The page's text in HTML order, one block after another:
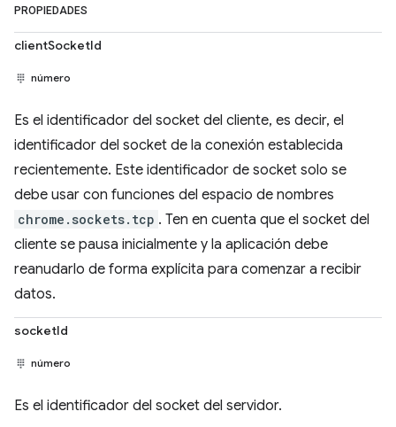
PROPIEDADES
clientSocketId
número
Es el identificador del socket del cliente, es decir, el
identificador del socket de la conexión establecida
recientemente. Este identificador de socket solo se
debe usar con funciones del espacio de nombres
chrome.sockets.tcp . Ten en cuenta que el socket del
cliente se pausa inicialmente y la aplicación debe
reanudarlo de forma explícita para comenzar a recibir
datos.
socketId
número
Es el identificador del socket del servidor.